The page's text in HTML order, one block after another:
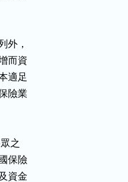
外，
而資
適足
險業
眾之
保險
資金